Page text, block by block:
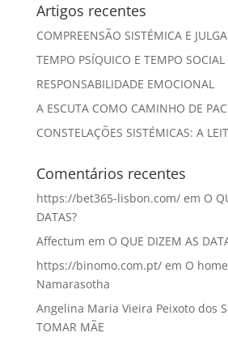
Artigos recentes
COMPREENSÃO SISTÉMICA E
TEMPO PSÍQUICO E TEMPO SOCIAL
RESPONSABILIDADE EMOCIONAL
A ESCUTA COMO CAMINHO DE
CONSTELAÇÕES SISTÉMICAS: A
Comentários recentes
https://bet365-lisbon.com/em O
DATAS?
Affectum em O QUE DIZEM AS
https://binomo.com.pt/em O
Namarasotha
Angelina Maria Vieira Peixoto dos
TOMAR MÃE